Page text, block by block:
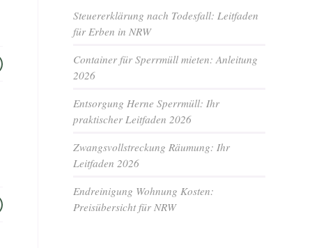
Steuererklärung nach Todesfall: Leitfaden
für Erben in NRW
Container für Sperrmüll mieten: Anleitung
2026
Entsorgung Herne Sperrmüll: Ihr
praktischer Leitfaden 2026
Zwangsvollstreckung Räumung: Ihr
Leitfaden 2026
Endreinigung Wohnung Kosten:
Preisübersicht für NRW